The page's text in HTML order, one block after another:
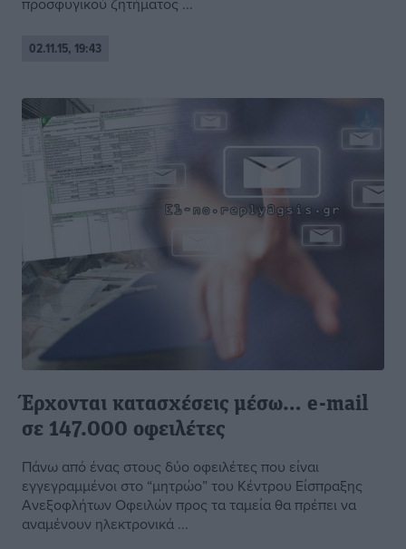
02.11.15, 19:43
Έρχονται κατασχέσεις μέσω… e-mail
σε 147.000 οφειλέτες
Πάνω από ένας στους δύο οφειλέτες που είναι
εγγεγραμμένοι στο “μητρώο” του Κέντρου Είσπραξης
Ανεξοφλήτων Οφειλών προς τα ταμεία θα πρέπει να
αναμένουν ηλεκτρονικά ...